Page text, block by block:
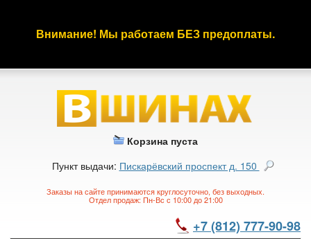
Внимание! Мы работаем БЕЗ предоплаты.
Корзина пуста
Пункт выдачи: Пискарёвский проспект д. 150
Заказы на сайте принимаются круглосуточно, без выходных.
Отдел продаж: Пн-Вс с 10:00 до 21:00
+7 (812) 777-90-98